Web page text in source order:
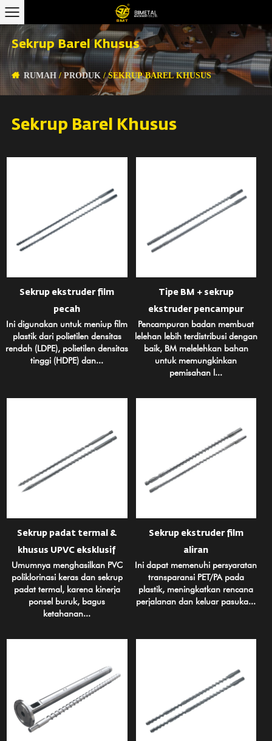
Sekrup Barel Khusus
RUMAH /PRODUK /SEKRUP BAREL KHUSUS
Sekrup Barel Khusus
Sekrup ekstruder film
pecah
Ini digunakan untuk meniup film
plastik dari polietilen densitas
rendah (LDPE), polietilen densitas
tinggi (HDPE) dan...
Tipe BM + sekrup
ekstruder pencampur
Pencampuran badan membuat
lelehan lebih terdistribusi dengan
baik, BM melelehkan bahan
untuk memungkinkan
pemisahan l...
Sekrup padat termal &
khusus UPVC eksklusif
Umumnya menghasilkan PVC
poliklorinasi keras dan sekrup
padat termal, karena kinerja
ponsel buruk, bagus
ketahanan...
Sekrup ekstruder film
aliran
Ini dapat memenuhi persyaratan
transparansi PET/PA pada
plastik, meningkatkan rencana
perjalanan dan keluar pasuka...